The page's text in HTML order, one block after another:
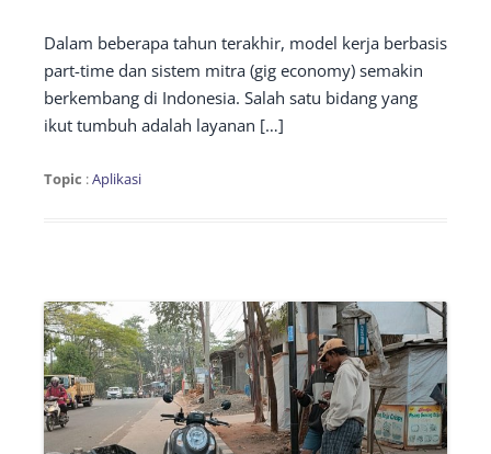
Dalam beberapa tahun terakhir, model kerja berbasis
part-time dan sistem mitra (gig economy) semakin
berkembang di Indonesia. Salah satu bidang yang
ikut tumbuh adalah layanan […]
Topic :Aplikasi